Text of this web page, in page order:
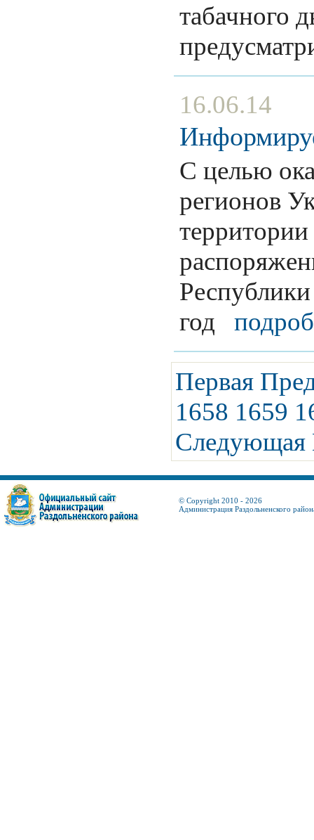
табачного
16.06.14
С целью
регионов
год
Первая
1658 1659
Следующая
© Copyright 2010 - 2026
Администрация Раздольненского